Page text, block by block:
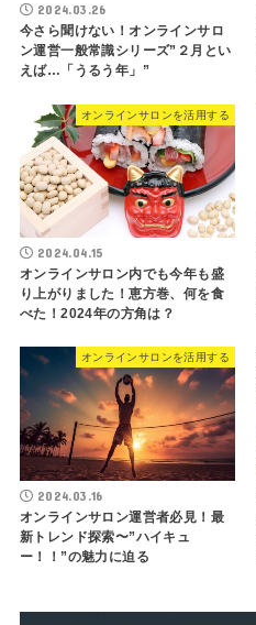
2024.03.26
今さら聞けない！オンラインサロ
ン運営一般常識シリーズ”２月とい
えば…「うるう年」”
オンラインサロンを活用する
2024.04.15
オンラインサロン内でも今年も盛
り上がりました！恵方巻、何を食
べた！2024年の方角は？
オンラインサロンを活用する
2024.03.16
オンラインサロン運営者必見！最
新トレンド探索〜”ハイキュ
ー！！”の魅力に迫る